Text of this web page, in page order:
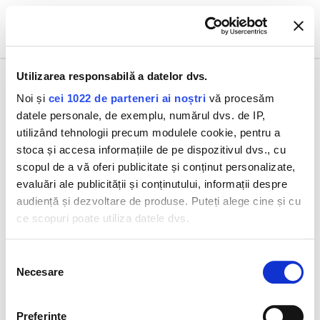
Utilizarea responsabilă a datelor dvs.
Noi și cei 1022 de parteneri ai noștri vă procesăm
datele personale, de exemplu, numărul dvs. de IP,
utilizând tehnologii precum modulele cookie, pentru a
stoca și accesa informațiile de pe dispozitivul dvs., cu
scopul de a vă oferi publicitate și conținut personalizate,
evaluări ale publicității și conținutului, informații despre
audiență și dezvoltare de produse. Puteți alege cine și cu
ce scopuri poate utiliza datele dvs.
Să colectăm informațiile cu privire la locația dvs.
Să vă identificăm dispozitivul scanândul-l în mod
consimțământului
Necesare
Preferinţe
0
Toate produsele
CREMĂ
Intensive Pro-Collagen+ Cremă 50 ml